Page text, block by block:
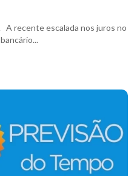
recente escalada nos juros no